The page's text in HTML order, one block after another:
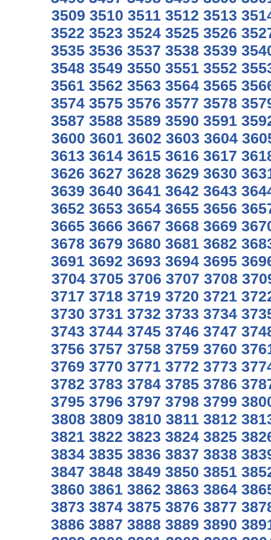
3509 3510 3511 3512 3513
3522 3523 3524 3525 3526
3535 3536 3537 3538 3539
3548 3549 3550 3551 3552
3561 3562 3563 3564 3565
3574 3575 3576 3577 3578
3587 3588 3589 3590 3591
3600 3601 3602 3603 3604
3613 3614 3615 3616 3617
3626 3627 3628 3629 3630
3639 3640 3641 3642 3643
3652 3653 3654 3655 3656
3665 3666 3667 3668 3669
3678 3679 3680 3681 3682
3691 3692 3693 3694 3695
3704 3705 3706 3707 3708
3717 3718 3719 3720 3721
3730 3731 3732 3733 3734
3743 3744 3745 3746 3747
3756 3757 3758 3759 3760
3769 3770 3771 3772 3773
3782 3783 3784 3785 3786
3795 3796 3797 3798 3799
3808 3809 3810 3811 3812
3821 3822 3823 3824 3825
3834 3835 3836 3837 3838
3847 3848 3849 3850 3851
3860 3861 3862 3863 3864
3873 3874 3875 3876 3877
3886 3887 3888 3889 3890